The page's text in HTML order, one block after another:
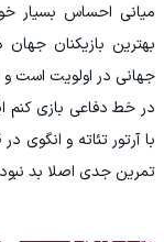
میانی احساس بسیار
بهترین بازیکنان
جهانی در اولویت است و
در خط دفاعی بازی کنم
با آرتور تئاته و
تمرین جدی اصلا بد